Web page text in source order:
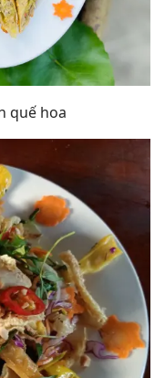
quế hoa